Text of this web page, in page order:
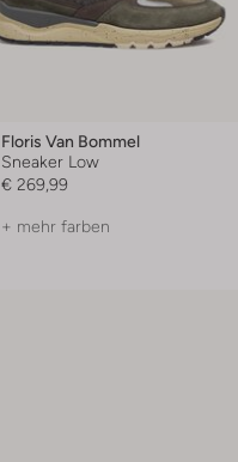
Floris Van Bommel
Sneaker Low
€ 269,99
+ mehr farben